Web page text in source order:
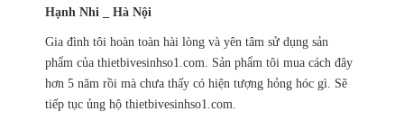
Hạnh Nhi _ Hà Nội
Gia đình tôi hoàn toàn hài lòng và yên tâm sử dụng sản
phẩm của thietbivesinhso1.com. Sản phẩm tôi mua cách đây
hơn 5 năm rồi mà chưa thấy có hiện tượng hỏng hóc gì. Sẽ
tiếp tục ủng hộ thietbivesinhso1.com.